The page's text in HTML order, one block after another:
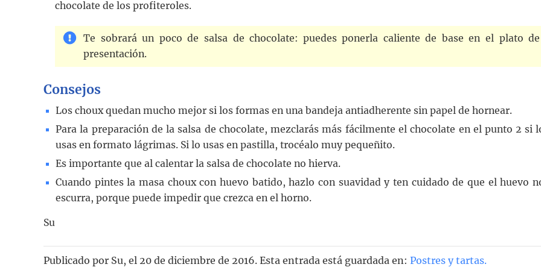
chocolate de los profiteroles.
Te sobrará un poco de salsa de chocolate: puedes ponerla caliente de base en el plato de
presentación.
Consejos
Los choux quedan mucho mejor si los formas en una bandeja antiadherente sin papel de hornear.
Para la preparación de la salsa de chocolate, mezclarás más fácilmente el chocolate en el punto 2 si
usas en formato lágrimas. Si lo usas en pastilla, trocéalo muy pequeñito.
Es importante que al calentar la salsa de chocolate no hierva.
Cuando pintes la masa choux con huevo batido, hazlo con suavidad y ten cuidado de que el huevo
escurra, porque puede impedir que crezca en el horno.
Su
Publicado por Su, el 20 de diciembre de 2016. Esta entrada está guardada en: Postres y tartas.